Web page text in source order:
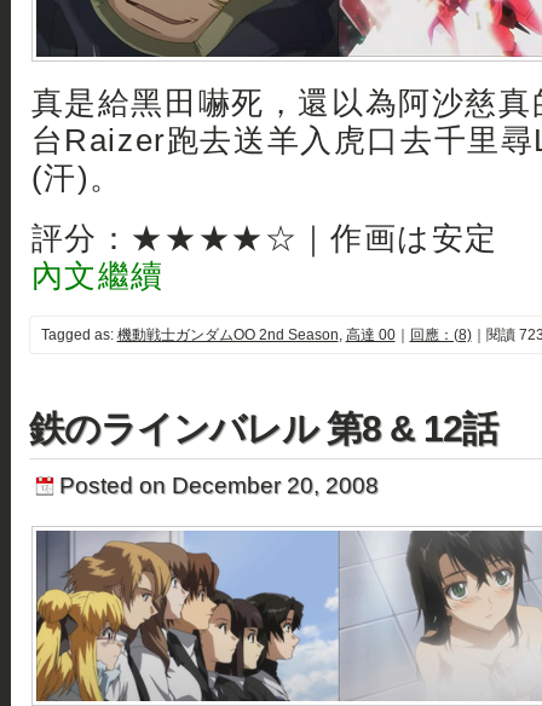
真是給黑田嚇死，還以為阿沙慈
台Raizer跑去送羊入虎口去千里
(汗)。
評分：★★★★☆｜作画は安定
內文繼續
Tagged as: 機動戦士ガンダムOO 2nd Season, 高達 00｜ 回應：(8)｜閱讀
鉄のラインバレル 第8 & 12話
Posted on December 20, 2008